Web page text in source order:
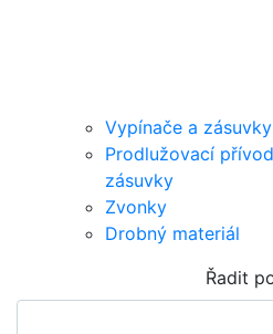
Vypínače a zásuvky
Prodlužovací
zásuvky
Zvonky
Drobný materiál
Řadit